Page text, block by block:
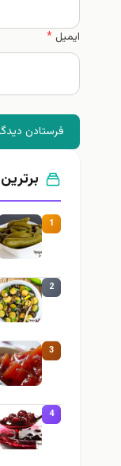
ایمیل*
فرستادن
1
2
3
4